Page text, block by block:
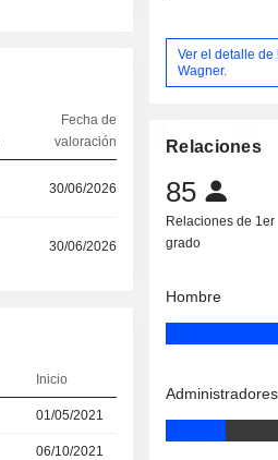
Fecha de
valoración
30/06/2026
30/06/2026
Inicio
01/05/2021
06/10/2021
Ver el detalle
Wagner.
Relaciones
85
Relaciones de 1er
grado
Hombre
Administradores